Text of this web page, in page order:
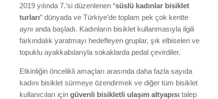
2019 yılında 7.’si düzenlenen “süslü kadınlar bisiklet
turları” dünyada ve Türkiye’de toplam pek çok kentte
aynı anda başladı. Kadınların bisiklet kullanmasıyla ilgili
farkındalık yaratmayı hedefleyen gruplar, şık elbiseleri ve
topuklu ayakkabılarıyla sokaklarda pedal çevirdiler.
Etkinliğin öncelikli amaçları arasında daha fazla sayıda
kadını bisiklet sürmeye özendirmek ve diğer tüm bisiklet
kullanıcıları için güvenli bisikletli ulaşım altyapısı talep